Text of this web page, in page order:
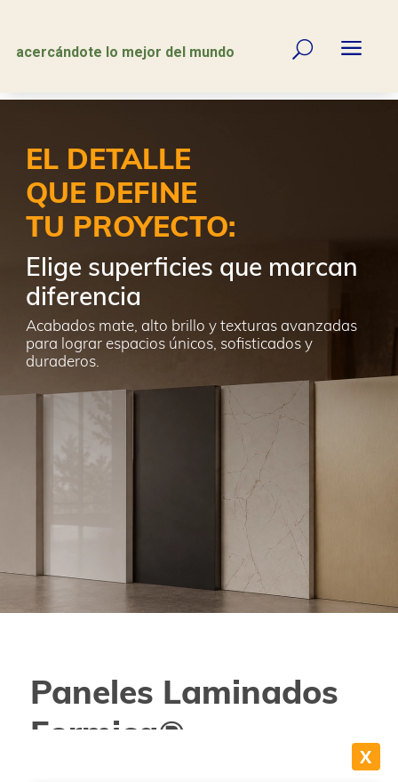
acercándote lo mejor del mundo U a
EL DETALLE
QUE DEFINE
TU PROYECTO:
Elige superficies que marcan
diferencia
Acabados mate, alto brillo y texturas avanzadas
para lograr espacios únicos, sofisticados y
duraderos.
Paneles Laminados
Formica®
X